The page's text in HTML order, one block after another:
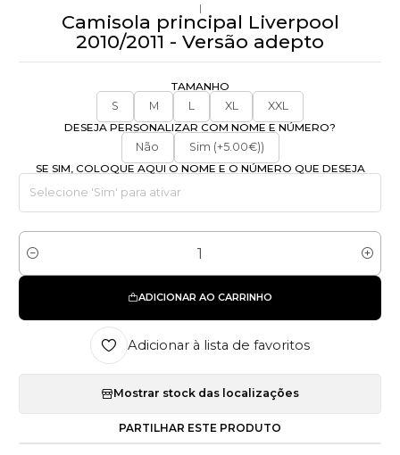
|
Camisola principal Liverpool
2010/2011 - Versão adepto
TAMANHO
S
M L XL
XXL
DESEJA PERSONALIZAR COM NOME E NÚMERO?
Não
Sim (+5.00€))
SE SIM, COLOQUE AQUI O NOME E O NÚMERO QUE DESEJA
Quantidade
ADICIONAR AO CARRINHO
Adicionar à lista de favoritos
Mostrar stock das localizações
PARTILHAR ESTE PRODUTO